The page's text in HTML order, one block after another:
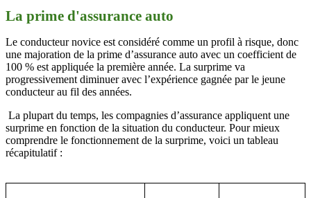
La prime d'assurance auto
Le conducteur novice est considéré comme un profil à risque, donc
une majoration de la prime d’assurance auto avec un coefficient de
100 % est appliquée la première année. La surprime va
progressivement diminuer avec l’expérience gagnée par le jeune
conducteur au fil des années.
La plupart du temps, les compagnies d’assurance appliquent une
surprime en fonction de la situation du conducteur. Pour mieux
comprendre le fonctionnement de la surprime, voici un tableau
récapitulatif :